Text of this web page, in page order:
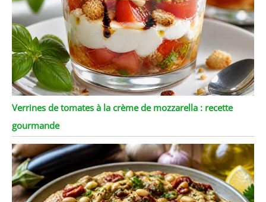
Verrines de tomates à la crème de mozzarella : recette
gourmande